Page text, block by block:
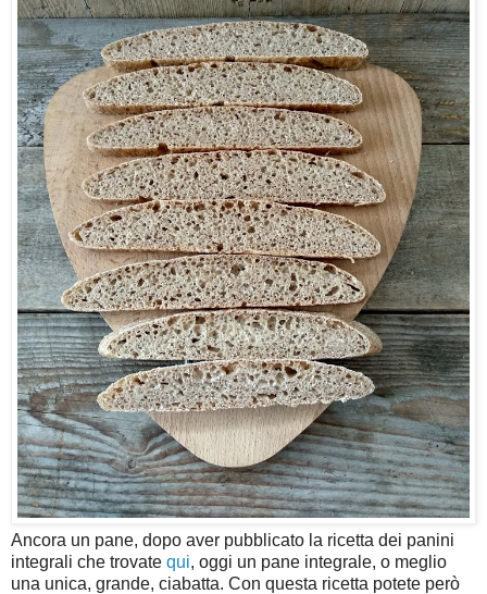
Ancora un pane, dopo aver pubblicato la ricetta dei panini
integrali che trovate qui, oggi un pane integrale, o meglio
una unica, grande, ciabatta. Con questa ricetta potete però